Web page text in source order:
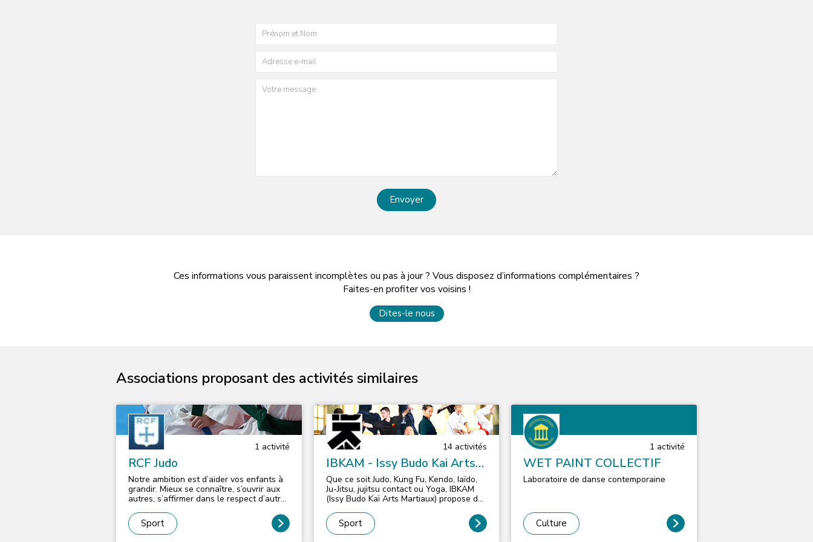
Envoyer
Ces informations vous paraissent incomplètes ou pas à jour ? Vous disposez d’informations complémentaires ?
Faites-en profiter vos voisins !
Dites-le nous
Associations proposant des activités similaires
1 activité
RCF Judo
Notre ambition est d’aider vos enfants à
grandir. Mieux se connaître, s’ouvrir aux
autres, s’affirmer dans le respect d’autrui,
fait l’itinéraire de toute une vie. Il peut
débuter dès le plus jeune âge (4 ans)
pour peu que la pédagogie utilisée soit
Sport
14 activités
IBKAM - Issy Budo Kai Arts
Martiaux (Judo, Jujitsu, Jujitsu
contact,Kendo, Iaido, Kung Fu
et Yoga)
Que ce soit Judo, Kung Fu, Kendo, Iaïdo,
Ju-Jitsu, jujitsu contact ou Yoga, IBKAM
(Issy Budo Kaï Arts Martiaux) propose des
débutants et confirmés. Au-delà du sport
de combat en lui-même, l'Art Martial
apporte depuis la nuit des temps
Sport
1 activité
WET PAINT COLLECTIF
Laboratoire de danse contemporaine
Culture